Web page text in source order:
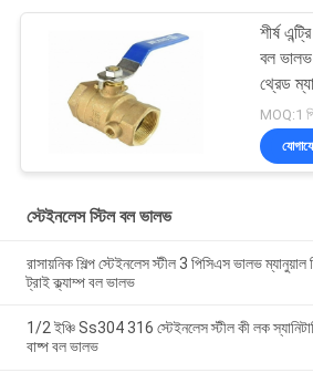
শীর্ষ
বল
থ্রেড
MOQ:1
স্টেইনলেস স্টিল বল ভালভ
রাসায়নিক শিল্প স্টেইনলেস স্টীল 3 পিসিএস ভালভ ম্যানুয়াল
ট্রাই ক্ল্যাম্প বল ভালভ
1/2 ইঞ্চি Ss304 316 স্টেইনলেস স্টীল কী লক
বাষ্প বল ভালভ